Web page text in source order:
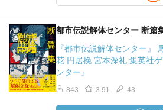
都市伝説解体センター 断篇
『都市伝説解体センター』
花 円居挽 宮本深礼 集英社
ンター』
843 3.91 43